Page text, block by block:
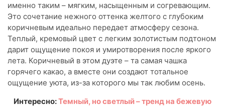
именно таким – мягким, насыщенным и согревающим.
Это сочетание нежного оттенка желтого с глубоким
коричневым идеально передает атмосферу сезона.
Теплый, кремовый цвет с легким золотистым подтоном
дарит ощущение покоя и умиротворения после яркого
лета. Коричневый в этом дуэте – та самая чашка
горячего какао, а вместе они создают тотальное
ощущение уюта, из-за которого мы так любим осень.
Интересно:Темный, но светлый – тренд на бежевую